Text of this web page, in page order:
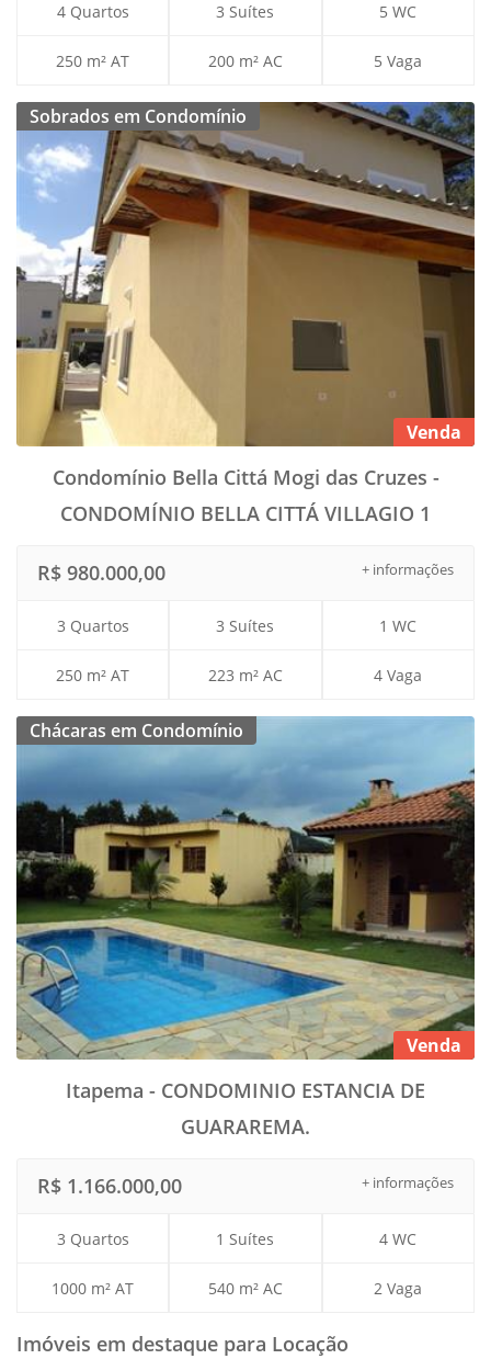
4 Quartos 3 Suítes 5 WC
250 m² AT 200 m² AC 5 Vaga
Sobrados em Condomínio
Venda
Condomínio Bella Cittá Mogi das Cruzes -
CONDOMÍNIO BELLA CITTÁ VILLAGIO 1
+ informações
R$ 980.000,00
3 Quartos 3 Suítes 1 WC
250 m² AT 223 m² AC 4 Vaga
Chácaras em Condomínio
Venda
Itapema - CONDOMINIO ESTANCIA DE
GUARAREMA.
+ informações
R$ 1.166.000,00
3 Quartos 1 Suítes 4 WC
1000 m² AT 540 m² AC 2 Vaga
Imóveis em destaque para Locação